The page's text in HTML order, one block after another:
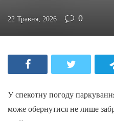
22 Травня, 2026 0
У спекотну погоду
може обернутися не лише